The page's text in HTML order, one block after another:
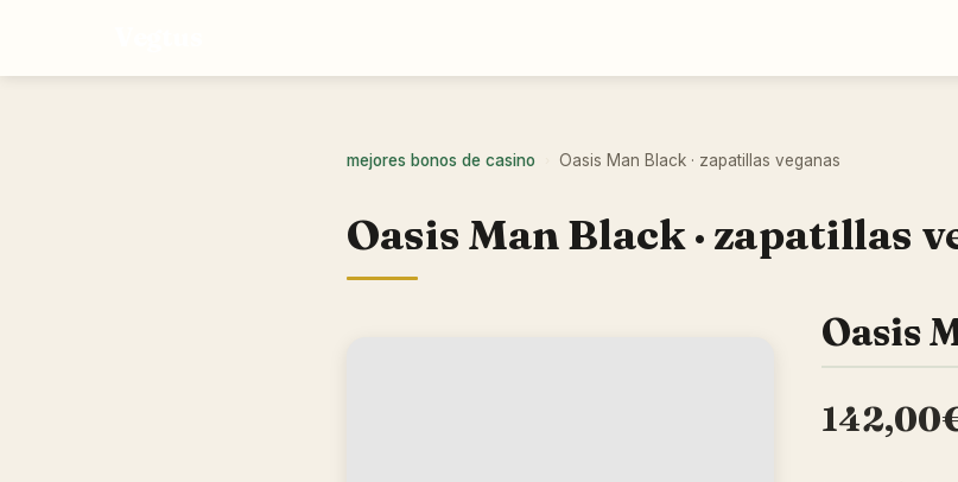
mejores bonos de casino Oasis Man Black · zapatillas veganas
Oasis Man Black · zapatillas
Oasis